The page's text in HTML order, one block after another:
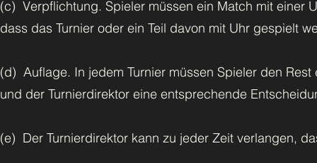
(c) Verpflichtung. Spieler müssen ein Match mit einer
dass das Turnier oder ein Teil davon mit Uhr gespielt
(d) Auflage. In jedem Turnier müssen Spieler den
und der Turnierdirektor eine entsprechende
(e) Der Turnierdirektor kann zu jeder Zeit verlangen,